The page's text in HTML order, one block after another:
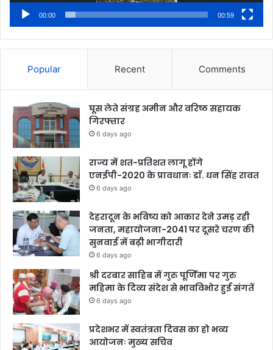
00:00 00:59
Popular Recent Comments
घूस लेते संग्रह अमीन और वरिष्ठ सहायक
गिरफ्तार
6 days ago
राज्य में शत-प्रतिशत लागू होंगे
एनईपी-2020 के प्रावधानः डाॅ. धन सिंह रावत
6 days ago
देहरादून के भविष्य को आकार देने उमड़ रही
जनता, महायोजना-2041 पर दूसरे चरण की
सुनवाई में बढ़ी भागीदारी
6 days ago
श्री दरबार साहिब में गुरु पूर्णिमा पर गुरु
महिमा के दिव्य संदेश से भावविभोर हुई संगतें
6 days ago
प्रदेशभर में स्वतंत्रता दिवस का हो भव्य
आयोजनः मुख्य सचिव